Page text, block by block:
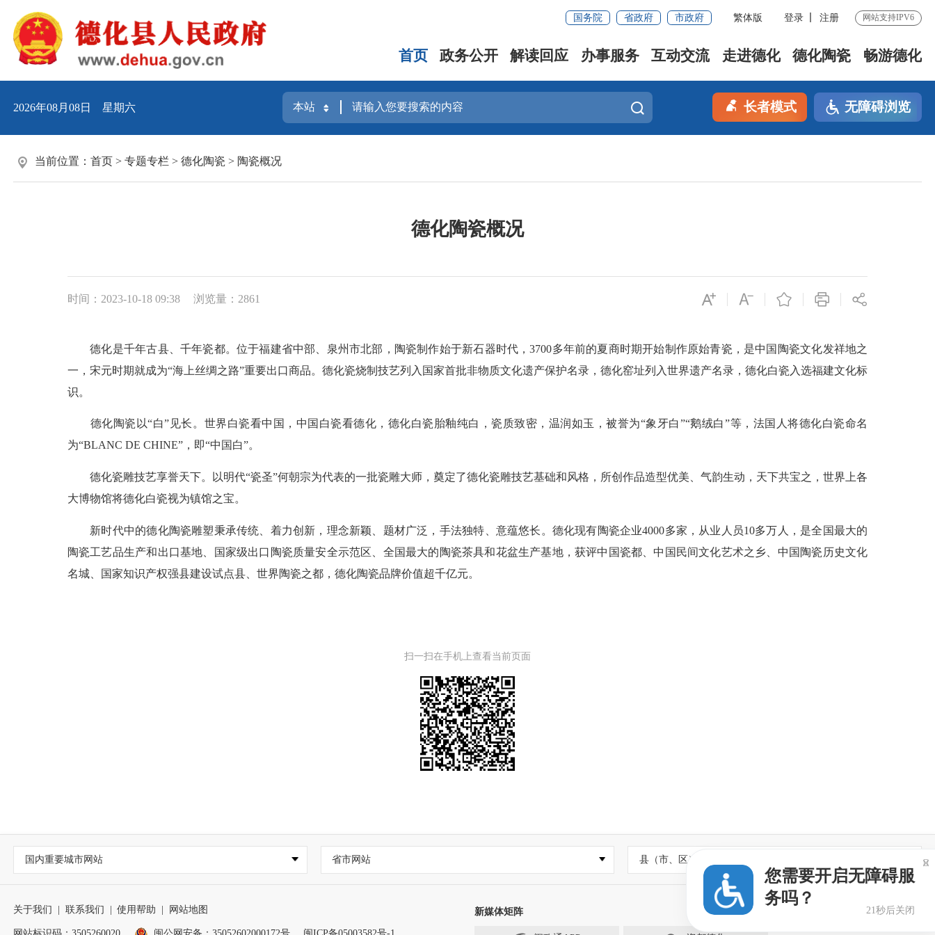
国务院 省政府 市政府 繁体版 登录 注册 网站支持IPV6
首页 政务公开 解读回应 办事服务 互动交流 走进德化 德化陶瓷 畅游德化
2026年08月08日 星期六 长者模式 无障碍浏览
当前位置： 首页 > 专题专栏 > 德化陶瓷 > 陶瓷概况
德化陶瓷概况
时间：2023-10-18 09:38 浏览量： 2861
德化是千年古县、千年瓷都。位于福建省中部、泉州市北部，陶瓷制作始于新石器时代，3700多年前的夏商时期开始制作原始青瓷，是中国陶瓷文化发祥地之
一，宋元时期就成为“海上丝绸之路”重要出口商品。德化瓷烧制技艺列入国家首批非物质文化遗产保护名录，德化窑址列入世界遗产名录，德化白瓷入选福建文化标
识。
德化陶瓷以“白”见长。世界白瓷看中国，中国白瓷看德化，德化白瓷胎釉纯白，瓷质致密，温润如玉，被誉为“象牙白”“鹅绒白”等，法国人将德化白瓷命名
为“BLANC DE CHINE”，即“中国白”。
德化瓷雕技艺享誉天下。以明代“瓷圣”何朝宗为代表的一批瓷雕大师，奠定了德化瓷雕技艺基础和风格，所创作品造型优美、气韵生动，天下共宝之，世界上各
大博物馆将德化白瓷视为镇馆之宝。
新时代中的德化陶瓷雕塑秉承传统、着力创新，理念新颖、题材广泛，手法独特、意蕴悠长。德化现有陶瓷企业4000多家，从业人员10多万人，是全国最大的
陶瓷工艺品生产和出口基地、国家级出口陶瓷质量安全示范区、全国最大的陶瓷茶具和花盆生产基地，获评中国瓷都、中国民间文化艺术之乡、中国陶瓷历史文化
名城、国家知识产权强县建设试点县、世界陶瓷之都，德化陶瓷品牌价值超千亿元。
扫一扫在手机上查看当前页面
国内重要城市网站 省市网站 县（市、区）政府网站
关于我们 联系我们 使用帮助 网站地图 新媒体矩阵
您需要开启无障碍服
务吗？
21秒后关闭
